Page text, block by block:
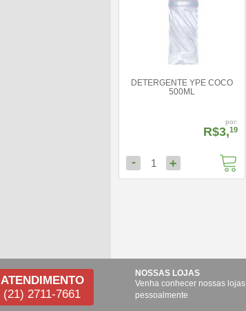
DETERGENTE YPE COCO
500ML
por:
R$3,19
- 1 +
ATENDIMENTO
(21) 2711-7661
NOSSAS LOJAS
Venha conhecer nossas lojas
pessoalmente